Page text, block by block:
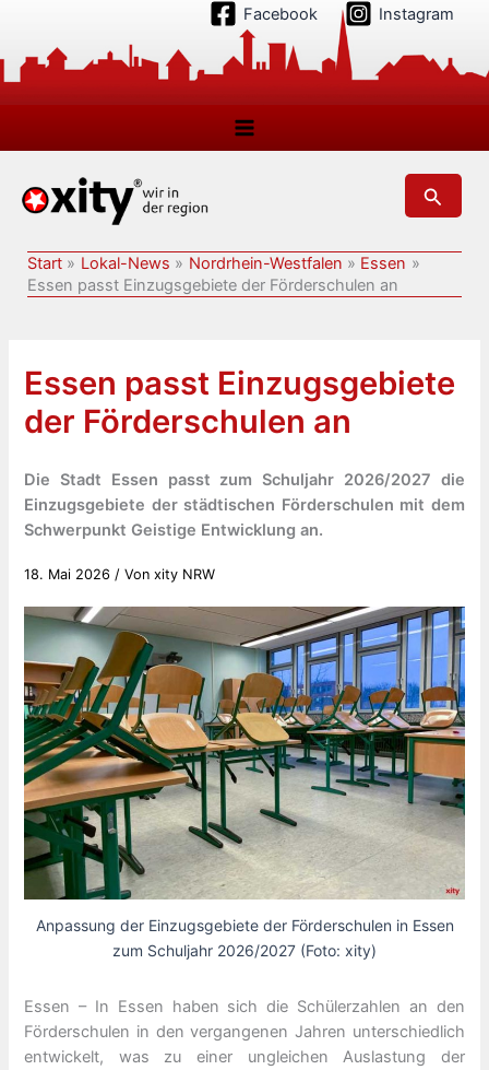
springen
Facebook Instagram
Suchen
Start Lokal-News Nordrhein-Westfalen
Essen
Essen passt Einzugsgebiete der Förderschulen an
Essen passt Einzugsgebiete
der Förderschulen an
Die Stadt Essen passt zum Schuljahr 2026/2027 die
Einzugsgebiete der städtischen Förderschulen mit dem
Schwerpunkt Geistige Entwicklung an.
18. Mai 2026 / Vonxity NRW
Anpassung der Einzugsgebiete der Förderschulen in Essen
zum Schuljahr 2026/2027 (Foto: xity)
Essen – In Essen haben sich die Schülerzahlen an den
Förderschulen in den vergangenen Jahren unterschiedlich
entwickelt, was zu einer ungleichen Auslastung der